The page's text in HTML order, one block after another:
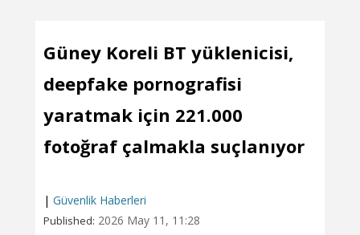
Güney Koreli BT yüklenicisi,
deepfake pornografisi
yaratmak için 221.000
fotoğraf çalmakla suçlanıyor
| Güvenlik Haberleri
Published: 2026 May 11, 11:28